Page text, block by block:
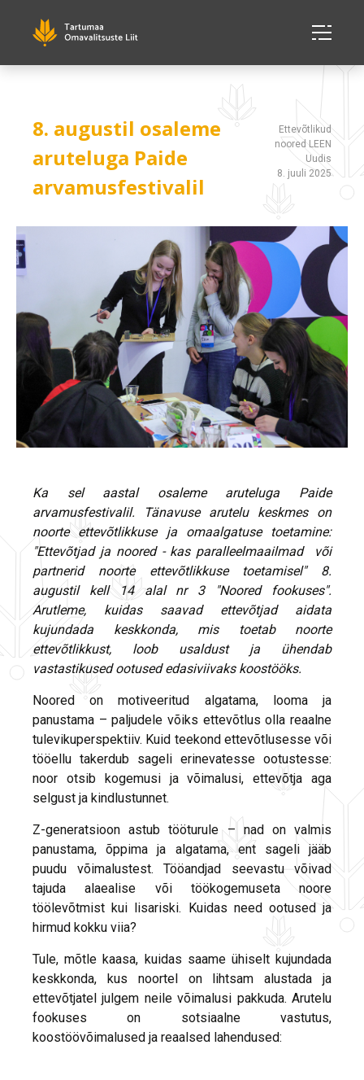
8. augustil osaleme
aruteluga Paide
arvamusfestivalil
Ettevõtlikud
noored LEEN
Uudis
8. juuli 2025
Ka sel aastal osaleme aruteluga Paide
arvamusfestivalil. Tänavuse arutelu keskmes on
noorte ettevõtlikkuse ja omaalgatuse toetamine:
"Ettevõtjad ja noored - kas paralleelmaailmad või
partnerid noorte ettevõtlikkuse toetamisel" 8.
augustil kell 14 alal nr 3 "Noored fookuses".
Arutleme, kuidas saavad ettevõtjad aidata
kujundada keskkonda, mis toetab noorte
ettevõtlikkust, loob usaldust ja ühendab
vastastikused ootused edasiviivaks koostööks.
Noored on motiveeritud algatama, looma ja
panustama – paljudele võiks ettevõtlus olla reaalne
tulevikuperspektiiv. Kuid teekond ettevõtlusesse või
tööellu takerdub sageli erinevatesse ootustesse:
noor otsib kogemusi ja võimalusi, ettevõtja aga
selgust ja kindlustunnet.
Z-generatsioon astub tööturule – nad on valmis
panustama, õppima ja algatama, ent sageli jääb
puudu võimalustest. Tööandjad seevastu võivad
tajuda alaealise või töökogemuseta noore
töölevõtmist kui lisariski. Kuidas need ootused ja
hirmud kokku viia?
Tule, mõtle kaasa, kuidas saame ühiselt kujundada
keskkonda, kus noortel on lihtsam alustada ja
ettevõtjatel julgem neile võimalusi pakkuda. Arutelu
fookuses on sotsiaalne vastutus,
koostöövõimalused ja reaalsed lahendused: